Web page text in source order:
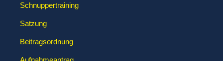
Schnuppertraining
Satzung
Beitragsordnung